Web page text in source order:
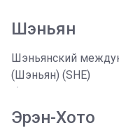
Шэньян
Шэньянский
(Шэньян) (SHE)
Эрэн-Хото